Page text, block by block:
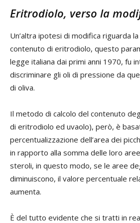
Eritrodiolo, verso la
Un’altra ipotesi di modifica riguarda
contenuto di eritrodiolo, questo
legge italiana dai primi anni 1970, fu
discriminare gli oli di pressione da
di oliva.
Il metodo di calcolo del contenuto
di eritrodiolo ed uvaolo), però, è
percentualizzazione dell’area dei
in rapporto alla somma delle loro
steroli, in questo modo, se le aree
diminuiscono, il valore percentuale
aumenta.
È del tutto evidente che si tratti in